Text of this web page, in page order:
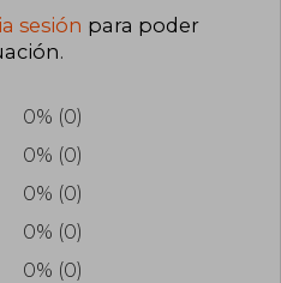
sesión para poder
.
0% (0)
0% (0)
0% (0)
0% (0)
0% (0)